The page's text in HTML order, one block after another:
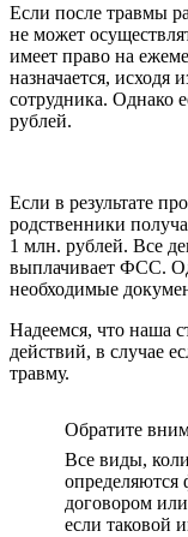
Если после травмы
не может
имеет право на
назначается, исходя
сотрудника. Однако
рублей.
Если в результате
родственники
1 млн. рублей. Все
выплачивает ФСС.
необходимые
Надеемся, что наша
действий, в случае
травму.
Обратите
Все виды,
договором
если таковой